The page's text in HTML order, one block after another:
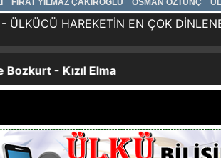
FIRAT YILMAZ ÇAKIROĞLU OSMAN ÖZTUNÇ